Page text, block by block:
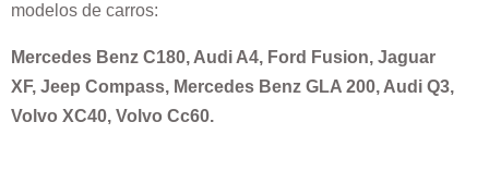
modelos de carros:
Mercedes Benz C180, Audi A4, Ford Fusion, Jaguar
XF, Jeep Compass, Mercedes Benz GLA 200, Audi Q3,
Volvo XC40, Volvo Cc60.